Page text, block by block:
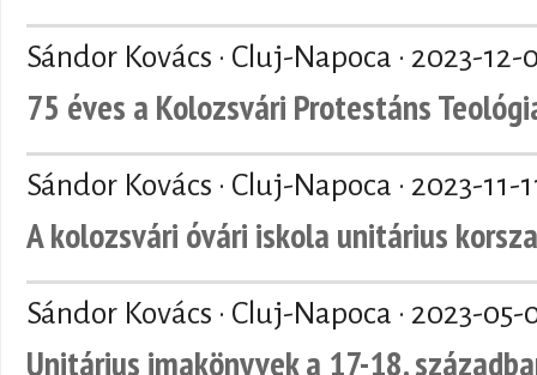
Sándor Kovács · Cluj-Napoca · 2023-12-
75 éves a Kolozsvári Protestáns
Sándor Kovács · Cluj-Napoca · 2023-11-
A kolozsvári óvári iskola unitárius
Sándor Kovács · Cluj-Napoca · 2023-05-
Unitárius imakönyvek a 17-18.